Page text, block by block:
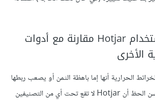
متى عليك استخدام Hotjar مقارنة مع أدوات
الأخرى
الحرارية أنها إما باهظة الثمن أو يصعب ربطها
مع ووردبريس، ولحسن الحظ أن Hotjar لا تقع تحت أي من التصنيفين